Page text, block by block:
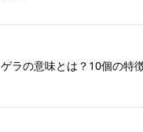
ゲラの意味とは？10個の特